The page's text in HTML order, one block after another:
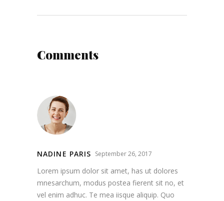
Comments
NADINE PARIS September 26, 2017
Lorem ipsum dolor sit amet, has ut dolores
mnesarchum, modus postea fierent sit no, et
vel enim adhuc. Te mea iisque aliquip. Quo